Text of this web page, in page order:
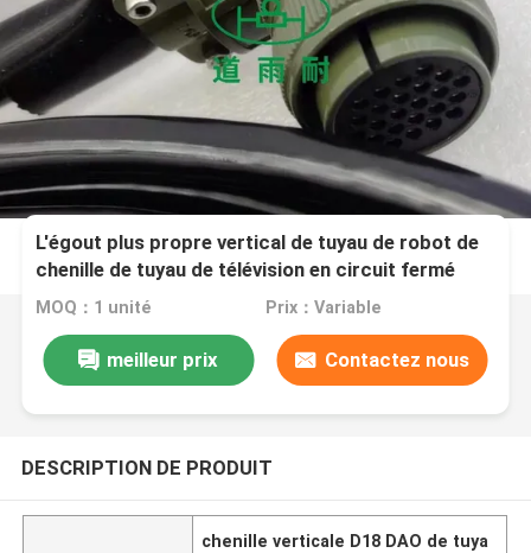
L'égout plus propre vertical de tuyau de robot de
chenille de tuyau de télévision en circuit fermé
cinq mètres câblent D18
MOQ：1 unité Prix：Variable
meilleur prix Contactez nous
DESCRIPTION DE PRODUIT
chenille verticale D18 DAO de tuya